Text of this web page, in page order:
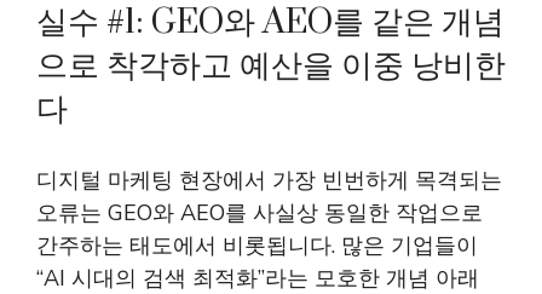
실수 #1: GEO와 AEO를 같은 개념
으로 착각하고 예산을 이중 낭비한
다
디지털 마케팅 현장에서 가장 빈번하게 목격되는
오류는 GEO와 AEO를 사실상 동일한 작업으로
간주하는 태도에서 비롯됩니다. 많은 기업들이
“AI 시대의 검색 최적화”라는 모호한 개념 아래